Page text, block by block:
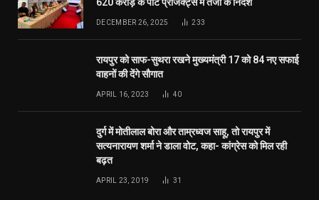
620 करोड़ के पोर्ट प्रोजेक्ट्स में तेजी के निर्देश
DECEMBER 26, 2025 233
रायपुर को साफ-सुथरा रखने मुख्यमंत्री 17 को 84 नए सफाई
वाहनों की देंगे सौगात
APRIL 16, 2023 40
दुर्ग में मोतीलाल बोरा और ताम्रध्वज साहू, तो रायपुर में
सत्यनारायण शर्मा ने डाला वोट, कहा- कांग्रेस को मिल रही
बढ़त
APRIL 23, 2019 31